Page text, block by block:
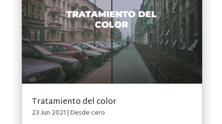
Tratamiento del color
23 Jun 2021|Desde cero